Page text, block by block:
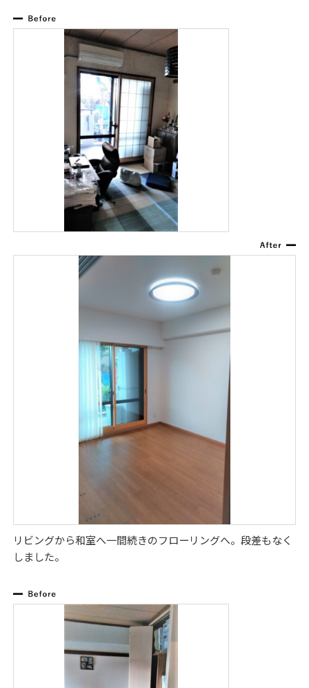
リビングから和室へ一間続きのフローリングへ。段差もなく
しました。